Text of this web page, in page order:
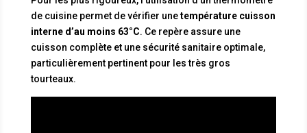
de cuisine permet de vérifier unetempérature cuisson
interne d’au moins 63°C. Ce repère assure une
cuisson complète et une sécurité sanitaire optimale,
particulièrement pertinent pour les très gros
tourteaux.